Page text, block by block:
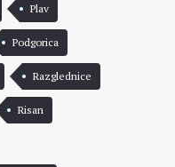
Plav
Podgorica
Razglednice
Risan